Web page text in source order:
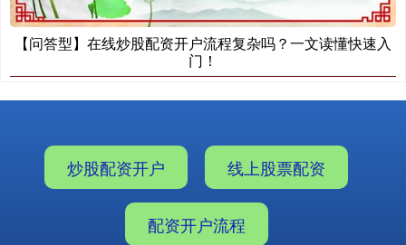
【问答型】在线炒股配资开户流程复杂吗？一文读懂快速入
门！
炒股配资开户 线上股票配资
配资开户流程